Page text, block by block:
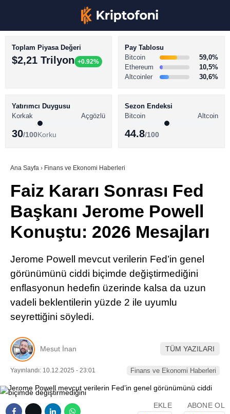
Youtube
TikTok
Pinterest
LinkedIn
Telegram
BİTCOİN HABERLERİ
ALTCOİN HABERLERİ
SÖZLÜK
Toplam Piyasa Değeri
$2,21 Trilyon +0.92%
Pay Tablosu
Bitcoin
59,0%
Ethereum
10,5%
Altcoinler
30,6%
Yatırımcı Duygusu
Korkak
Açgözlü
30/100Korku
Sezon Endeksi
Bitcoin
Altcoin
44.8/100
Ana Sayfa › Finans ve Ekonomi Haberleri
Faiz Kararı Sonrası Fed
Başkanı Jerome Powell
Konuştu: 2026 Mesajları
Jerome Powell mevcut verilerin Fed’in genel
görünümünü ciddi biçimde değiştirmediğini
enflasyonun hedefin üzerinde kalsa da uzun
vadeli beklentilerin yüzde 2 ile uyumlu
seyrettiğini söyledi.
Mesut İnan TÜM YAZILARI
Yayınlandı: 10.12.2025 - 23:01 Finans ve Ekonomi Haberleri
EKLE ABONE OL